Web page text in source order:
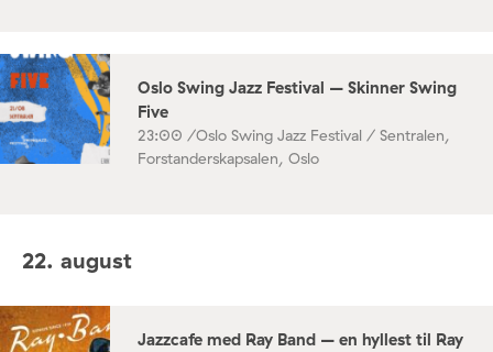
Oslo Swing Jazz Festival – Skinner Swing
Five
23:00 /Oslo Swing Jazz Festival / Sentralen,
Forstanderskapsalen, Oslo
22. august
Jazzcafe med Ray Band – en hyllest til Ray